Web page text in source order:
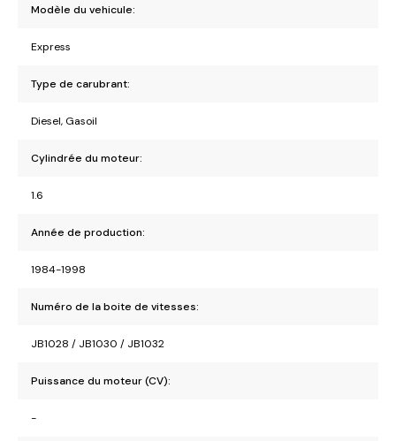
Modèle du vehicule:
Express
Type de carubrant:
Diesel, Gasoil
Cylindrée du moteur:
1.6
Année de production:
1984-1998
Numéro de la boite de vitesses:
JB1028 / JB1030 / JB1032
Puissance du moteur (CV):
-